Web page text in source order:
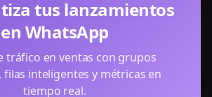
tus lanzamientos
en WhatsApp
tráfico en ventas con grupos
filas inteligentes y métricas en
tiempo real.